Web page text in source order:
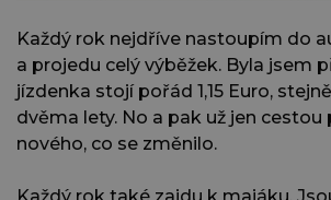
Každý rok nejdříve nastoupím do
a projedu celý výběžek. Byla jsem
jízdenka stojí pořád 1,15 Euro,
dvěma lety. No a pak už jen cestou
nového, co se změnilo.